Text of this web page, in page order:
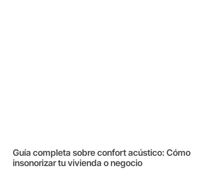
Guía completa sobre confort acústico: Cómo
insonorizar tu vivienda o negocio